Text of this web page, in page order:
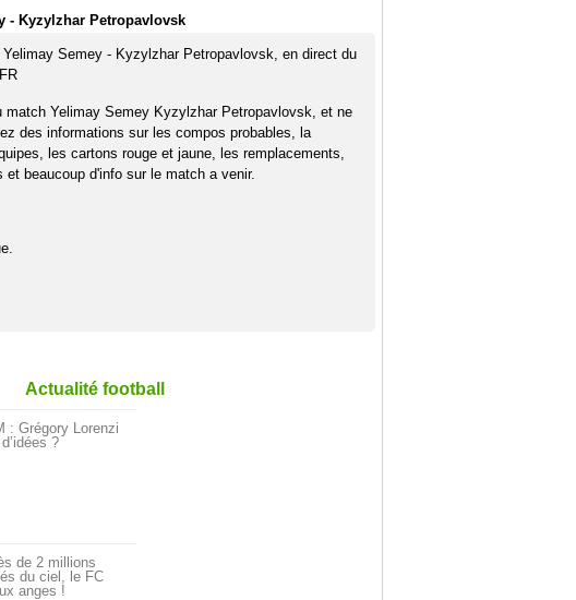
- Kyzylzhar Petropavlovsk
Semey - Kyzylzhar Petropavlovsk, en direct du
match Yelimay Semey Kyzylzhar Petropavlovsk, et ne
des informations sur les compos probables, la
les cartons rouge et jaune, les remplacements,
et beaucoup d'info sur le match a venir.
Actualité football
: Grégory Lorenzi
?
de 2 millions
du ciel, le FC
anges !